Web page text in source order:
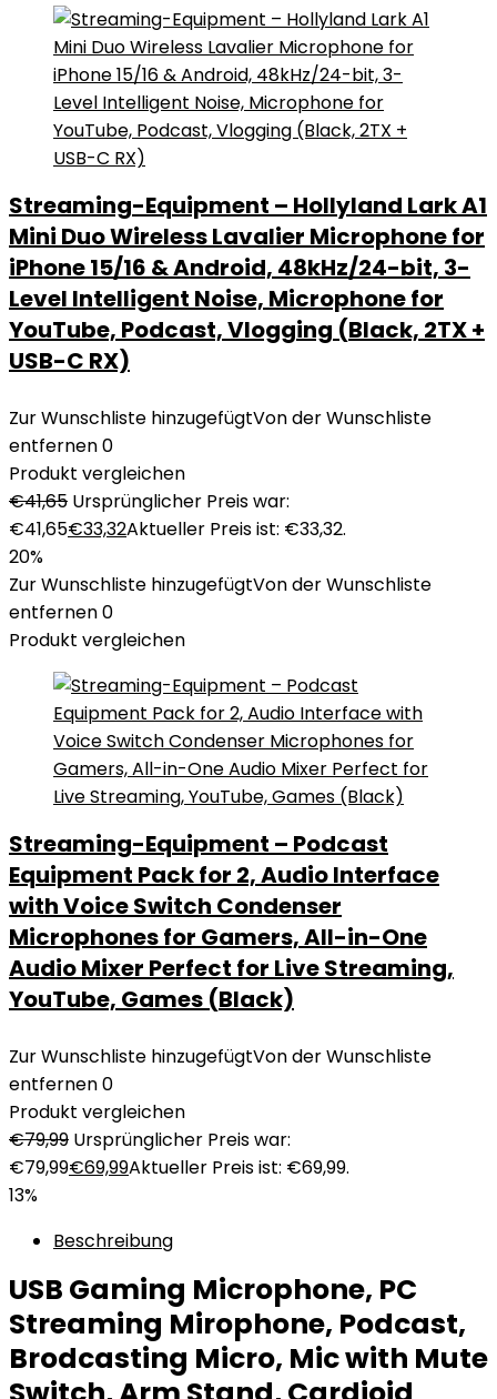
Streaming-Equipment – Hollyland Lark A1
Mini Duo Wireless Lavalier Microphone for
iPhone 15/16 & Android, 48kHz/24-bit, 3-
Level Intelligent Noise, Microphone for
YouTube, Podcast, Vlogging (Black, 2TX +
USB-C RX)
Zur Wunschliste hinzugefügtVon der Wunschliste
entfernen0
Produkt vergleichen
€41,65 Ursprünglicher Preis war:
€41,65€33,32Aktueller Preis ist: €33,32.
20%
Zur Wunschliste hinzugefügtVon der Wunschliste
entfernen0
Produkt vergleichen
Streaming-Equipment – Podcast
Equipment Pack for 2, Audio Interface
with Voice Switch Condenser
Microphones for Gamers, All-in-One
Audio Mixer Perfect for Live Streaming,
YouTube, Games (Black)
Zur Wunschliste hinzugefügtVon der Wunschliste
entfernen0
Produkt vergleichen
€79,99 Ursprünglicher Preis war:
€79,99€69,99Aktueller Preis ist: €69,99.
13%
Beschreibung
USB Gaming Microphone, PC
Streaming Mirophone, Podcast,
Brodcasting Micro, Mic with Mute